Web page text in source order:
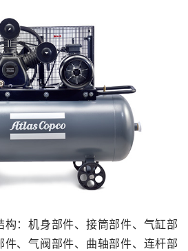
构：机身部件、接筒部件、气缸部
、气阀部件、曲轴部件、连杆部